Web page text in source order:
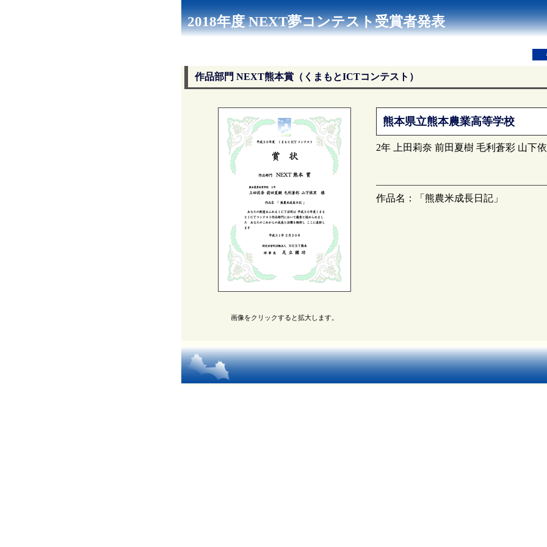
2018年度 NEXT夢コンテスト受賞者発表
作品部門 NEXT熊本賞（くまもとICTコンテスト）
画像をクリックすると拡大します。
熊本県立熊本農業高等学校
2年 上田莉奈 前田夏樹 毛利蒼彩 山下
作品名：「熊農米成長日記」